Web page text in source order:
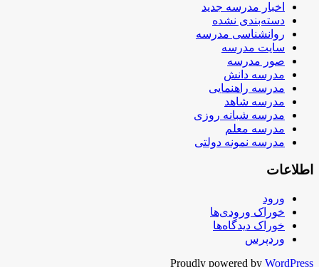
اخبار مدرسه جدید
دسته‌بندی نشده
روانشناسی مدرسه
سایت مدرسه
صور مدرسه
مدرسه دانش
مدرسه راهنمایی
مدرسه شاهد
مدرسه شبانه روزی
مدرسه معلم
مدرسه نمونه دولتی
اطلاعات
ورود
خوراک ورودی‌ها
خوراک دیدگاه‌ها
وردپرس
Proudly powered by WordPress